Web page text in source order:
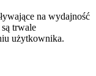
na wydajność
trwale
użytkownika.